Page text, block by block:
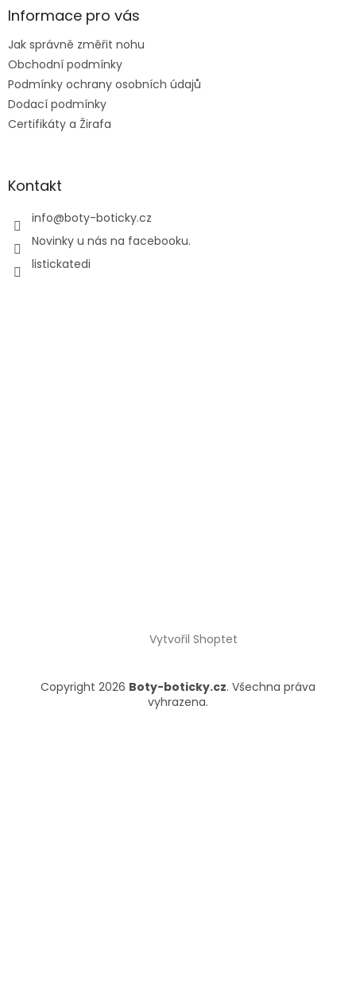
aInformace pro vás
Jak správně změřit nohu
Obchodní podmínky
Podmínky ochrany osobních údajů
Dodací podmínky
Certifikáty a Žirafa
Kontakt
info@boty-boticky.cz
Novinky u nás na facebooku.
listickatedi
Vytvořil Shoptet
Copyright 2026 Boty-boticky.cz. Všechna práva
vyhrazena.